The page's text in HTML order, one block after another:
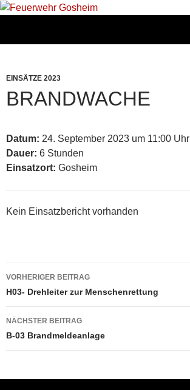
EINSÄTZE 2023
BRANDWACHE
Datum: 24. September 2023 um 11:00 Uhr
Dauer: 6 Stunden
Einsatzort: Gosheim
Kein Einsatzbericht vorhanden
Beitragsnavigation
VORHERIGER BEITRAG
H03- Drehleiter zur Menschenrettung
NÄCHSTER BEITRAG
B-03 Brandmeldeanlage